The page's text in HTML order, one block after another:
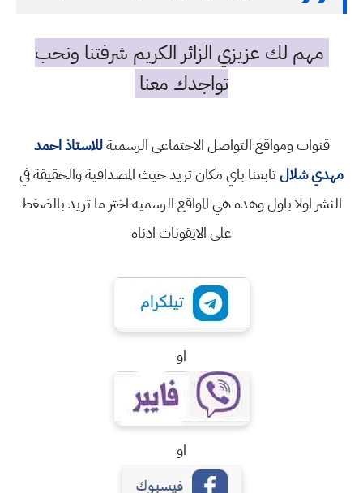
مهم لك عزيزي الزائر الكريم شرفتنا ونحب
تواجدك معنا
قنوات ومواقع التواصل الاجتماعي الرسميةللاستاذ احمد
مهدي شلالتابعنا باي مكان تريد حيث المصداقية والحقيقة في
النشر اولا باول وهذه هي المواقع الرسمية اختر ما تريد بالضغط
على الايقونات ادناه
او
او